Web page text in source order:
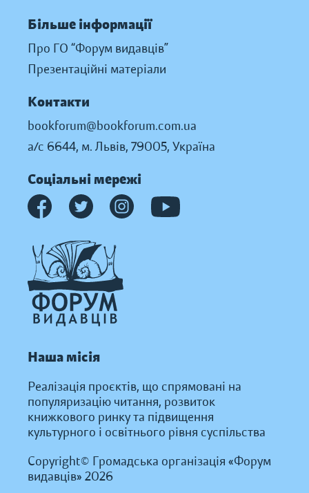
Більше інформації
Про ГО “Форум видавців”
Презентаційні матеріали
Контакти
bookforum@bookforum.com.ua
а/с 6644, м. Львів, 79005, Україна
Соціальні мережі
Наша місія
Реалізація проєктів, що спрямовані на
популяризацію читання, розвиток
книжкового ринку та підвищення
культурного і освітнього рівня суспільства
Copyright© Громадська організація «Форум
видавців» 2026